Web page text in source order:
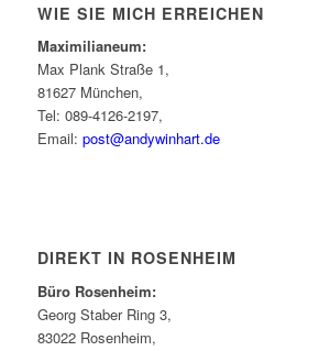
WIE SIE MICH ERREICHEN
Maximilianeum:
Max Plank Straße 1,
81627 München,
Tel: 089-4126-2197,
Email: post@andywinhart.de
DIREKT IN ROSENHEIM
Büro Rosenheim:
Georg Staber Ring 3,
83022 Rosenheim,